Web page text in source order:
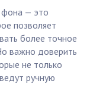
фона — это
позволяет
более точное
важно доверить
не только
ручную